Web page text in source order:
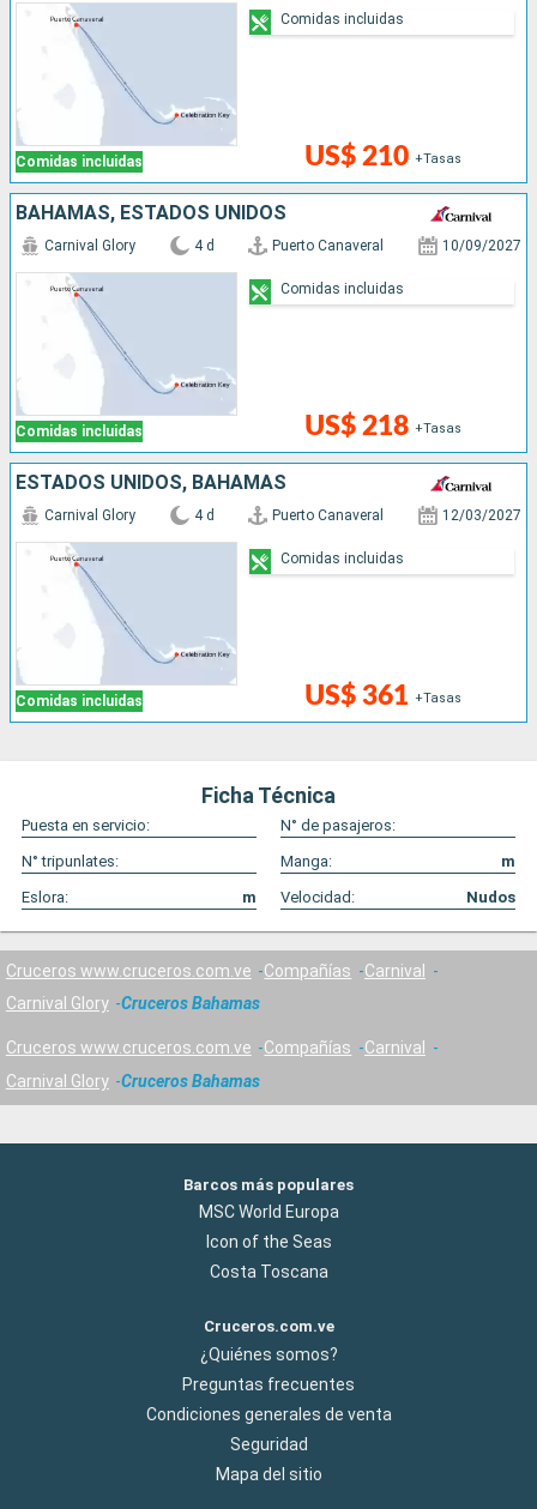
Comidas incluidas US$ 210 +Tasas
Comidas incluidas
BAHAMAS, ESTADOS UNIDOS
Comidas incluidas
Carnival Glory 4 d Puerto Canaveral 10/09/2027
US$ 218 +Tasas
Comidas incluidas
ESTADOS UNIDOS, BAHAMAS
Comidas incluidas
Carnival Glory 4 d Puerto Canaveral 12/03/2027
US$ 361 +Tasas
Comidas incluidas
Ficha Técnica
Puesta en servicio:
N° de pasajeros:
N° tripunlates:
Manga:
m
Eslora:
m Velocidad: Nudos
Cruceros www.cruceros.com.ve Compañías
Carnival
Carnival Glory
Cruceros Bahamas
Cruceros www.cruceros.com.ve Compañías
Carnival
Carnival Glory
Cruceros Bahamas
Barcos más populares
MSC World Europa
Icon of the Seas
Costa Toscana
Cruceros.com.ve
¿Quiénes somos?
Preguntas frecuentes
Condiciones generales de venta
Seguridad
Mapa del sitio